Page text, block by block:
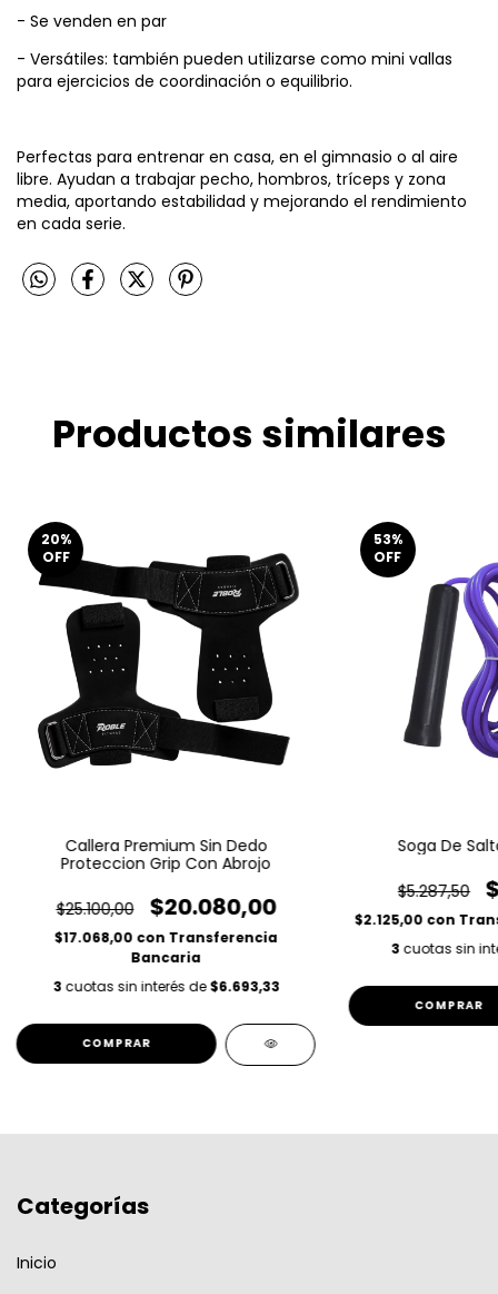
- Se venden en par
- Versátiles: también pueden utilizarse como mini vallas
para ejercicios de coordinación o equilibrio.
Perfectas para entrenar en casa, en el gimnasio o al aire
libre. Ayudan a trabajar pecho, hombros, tríceps y zona
media, aportando estabilidad y mejorando el rendimiento
en cada serie.
Productos similares
20%
OFF
Callera Premium Sin Dedo
Proteccion Grip Con Abrojo
$25.100,00 $20.080,00
$17.068,00 con Transferencia
Bancaria
3 cuotas sin interés de$6.693,33
53%
OFF
Soga De
$5.287,50
$2.125,00 con
3 cuotas sin
Categorías
Inicio